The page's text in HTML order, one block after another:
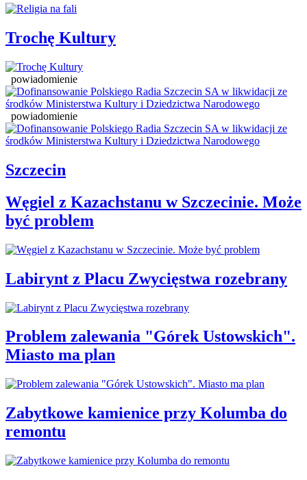
Trochę Kultury
powiadomienie
powiadomienie
Szczecin
Węgiel z Kazachstanu w Szczecinie. Może
być problem
Labirynt z Placu Zwycięstwa rozebrany
Problem zalewania "Górek Ustowskich".
Miasto ma plan
Zabytkowe kamienice przy Kolumba do
remontu